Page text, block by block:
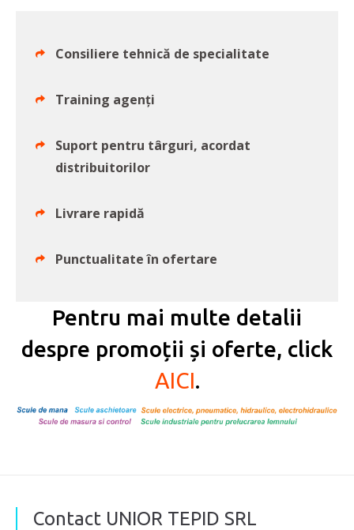
Consiliere tehnică de specialitate
Training agenți
Suport pentru târguri, acordat
distribuitorilor
Livrare rapidă
Punctualitate în ofertare
Pentru mai multe detalii
despre promoții și oferte, click
AICI.
Contact UNIOR TEPID SRL